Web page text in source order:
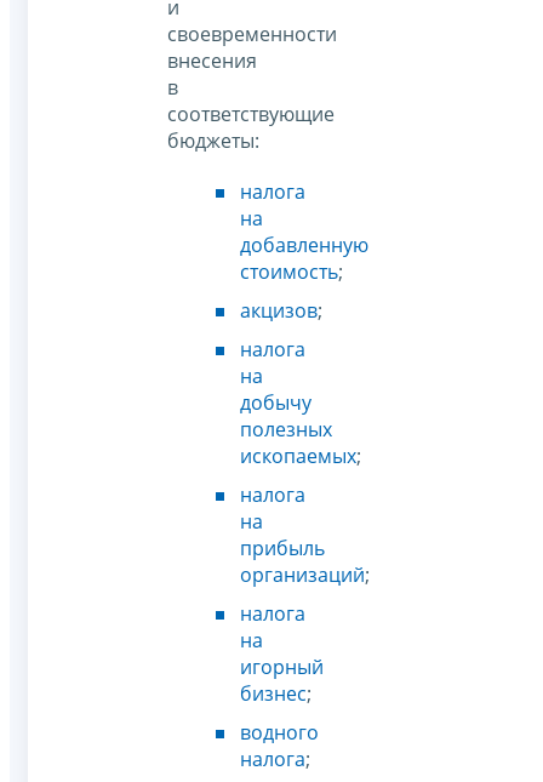
и
своевременности
внесения
в
соответствующие
бюджеты:
налога
на
добавленную
стоимость;
акцизов;
налога
на
добычу
полезных
ископаемых;
налога
на
прибыль
организаций;
налога
на
игорный
бизнес;
водного
налога;